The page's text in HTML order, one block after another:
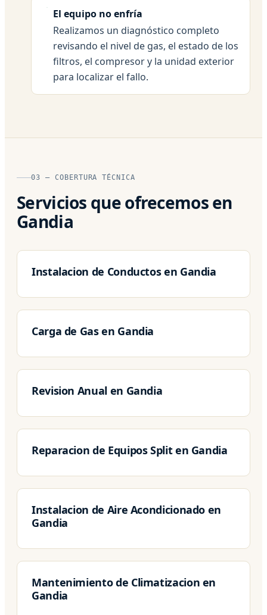
El equipo no enfría
Realizamos un diagnóstico completo
revisando el nivel de gas, el estado de los
filtros, el compresor y la unidad exterior
para localizar el fallo.
03 — COBERTURA TÉCNICA
Servicios que ofrecemos en
Gandia
Instalacion de Conductos en Gandia
Carga de Gas en Gandia
Revision Anual en Gandia
Reparacion de Equipos Split en Gandia
Instalacion de Aire Acondicionado en
Gandia
Mantenimiento de Climatizacion en
Gandia